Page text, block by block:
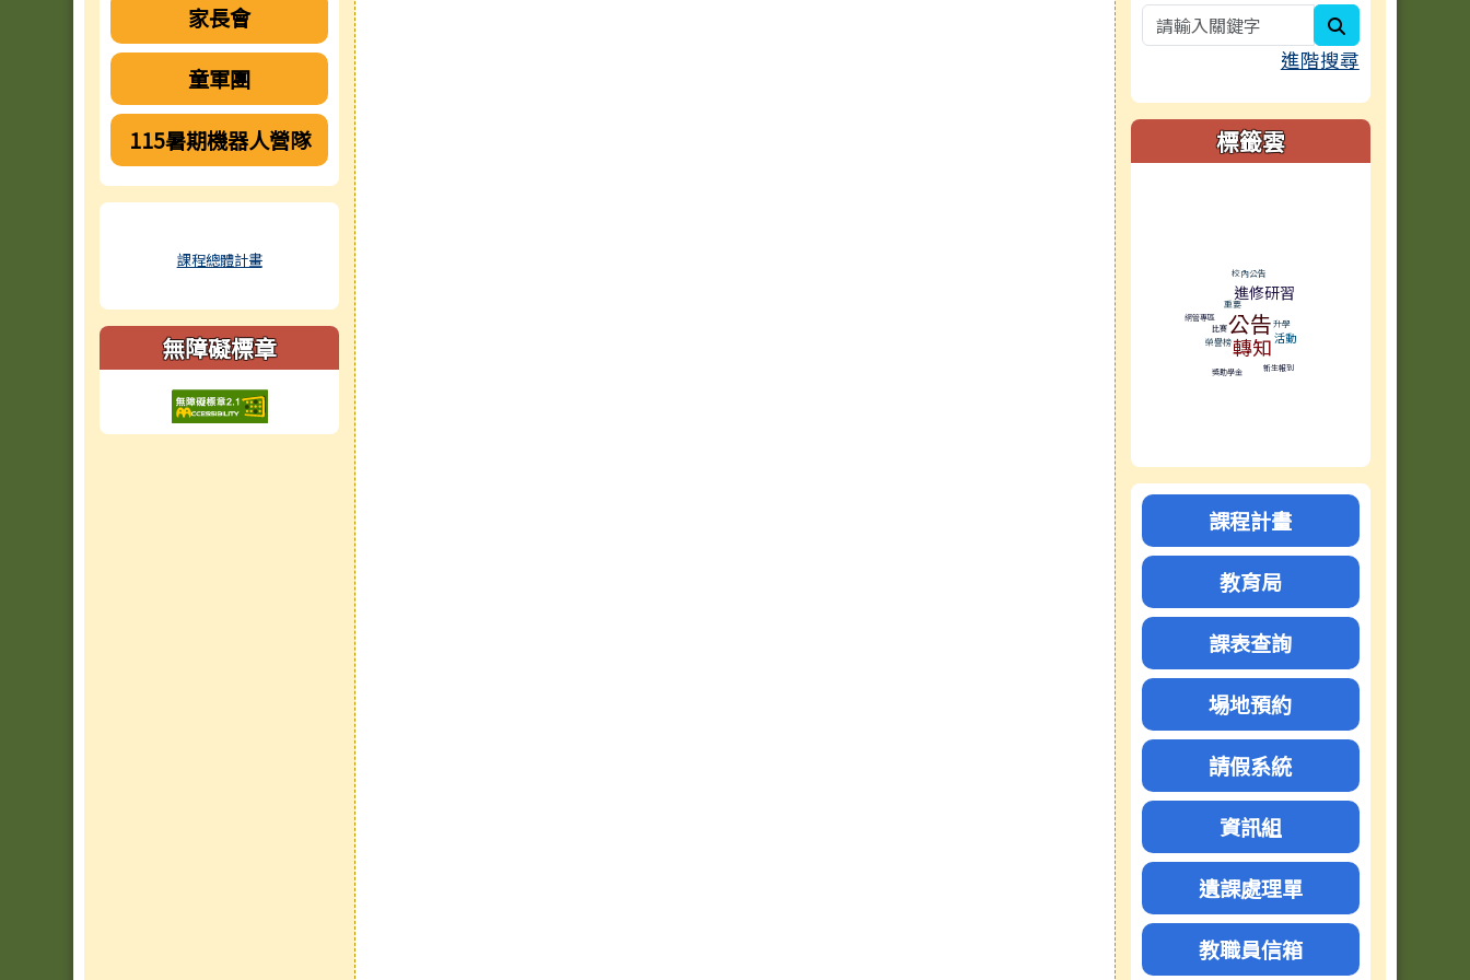
家長會
童軍團
115暑期機器人營隊
課程總體計畫
無障礙標章
進階搜尋
標籤雲
校內公告
重要
進修研習
網管專區 公告
榮譽榜
比賽
轉知
升學
活動
獎助學金 新生報到
課程計畫
教育局
課表查詢
場地預約
請假系統
資訊組
遺課處理單
教職員信箱